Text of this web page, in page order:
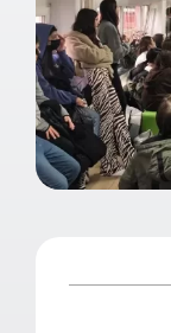
Документа
Контакт